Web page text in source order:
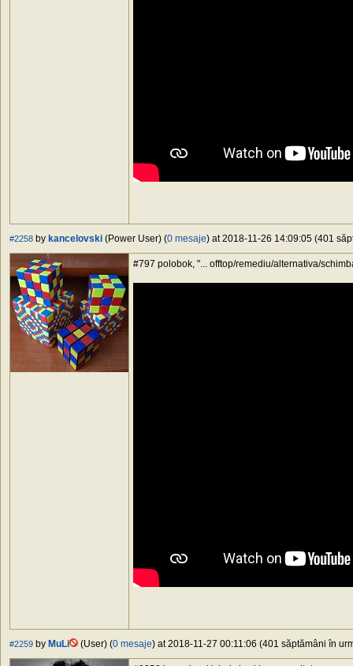
#2258 by kancelovski (Power User) (0 mesaje) at 2018-11-26 14:09:05 (401
#797 polobok, "... offtop/remediu/alternativa/
#2259 by MuLi (User) (0 mesaje) at 2018-11-27 00:11:06 (401 săptămâni în